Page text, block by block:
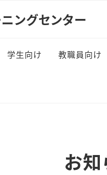
ングセンター
学生向け 教職員向け
お知